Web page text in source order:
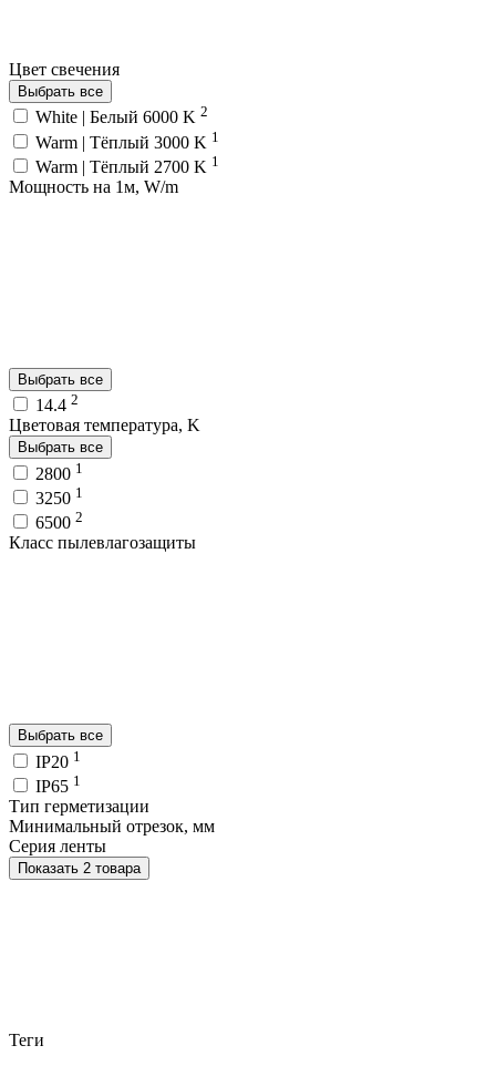
Цвет свечения
Выбрать все
White | Белый 6000 K 2
Warm | Тёплый 3000 K 1
Warm | Тёплый 2700 K 1
Мощность на 1м, W/m
Выбрать все
14.4 2
Цветовая температура, K
Выбрать все
2800 1
3250 1
6500 2
Класс пылевлагозащиты
Выбрать все
IP20 1
IP65 1
Тип герметизации
Минимальный отрезок, мм
Серия ленты
Показать 2 товара
Теги